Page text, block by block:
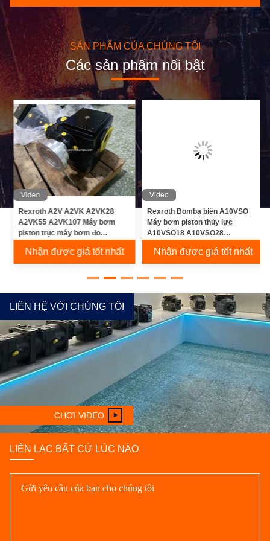
SẢN PHẨM CỦA CHÚNG TÔI
Các sản phẩm nổi bật
Video
Rexroth A2V A2VK A2VK28
A2VK55 A2VK107 Máy bơm
piston trục máy bơm đo
Nhận được giá tốt nhất
Video
Rexroth Bomba biến A10VSO
Máy bơm piston thủy lực
A10VSO18 A10VSO28
A10VSO100 A10VSO140
Nhận được giá tốt nhất
LIÊN HỆ VỚI CHÚNG TÔI
CHƠI VIDEO
LIÊN LẠC BẤT CỨ LÚC NÀO